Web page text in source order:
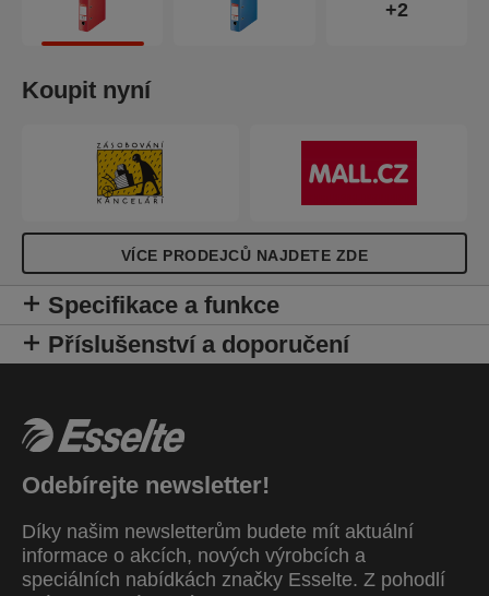
+2
Koupit nyní
VÍCE PRODEJCŮ NAJDETE ZDE
Specifikace a funkce
Příslušenství a doporučení
Odebírejte newsletter!
Díky našim newsletterům budete mít aktuální
informace o akcích, nových výrobcích a
speciálních nabídkách značky Esselte. Z pohodlí